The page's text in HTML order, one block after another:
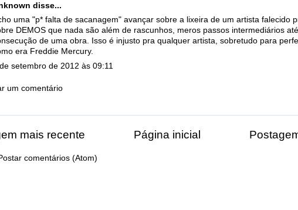
disse...
uma "p* falta de sacanagem" avançar sobre a lixeira de um artista falecido
DEMOS que nada são além de rascunhos, meros passos intermediários
de uma obra. Isso é injusto pra qualquer artista, sobretudo para
era Freddie Mercury.
setembro de 2012 às 09:11
um comentário
mais recente Página inicial
comentários (Atom)